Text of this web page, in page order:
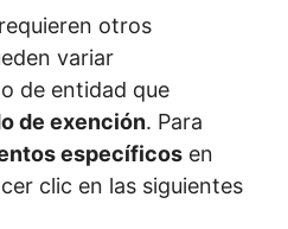
otros
variar
de entidad que
de exención. Para
específicos en
clic en las siguientes